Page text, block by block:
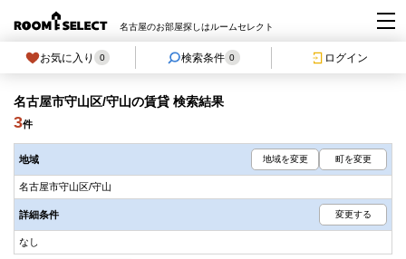
名古屋のお部屋探しはルームセレクト
お気に入り 0 検索条件 0 ログイン
名古屋市守山区/守山の賃貸 検索結果
3件
地域 地域を変更 町を変更
名古屋市守山区/守山
詳細条件 変更する
なし